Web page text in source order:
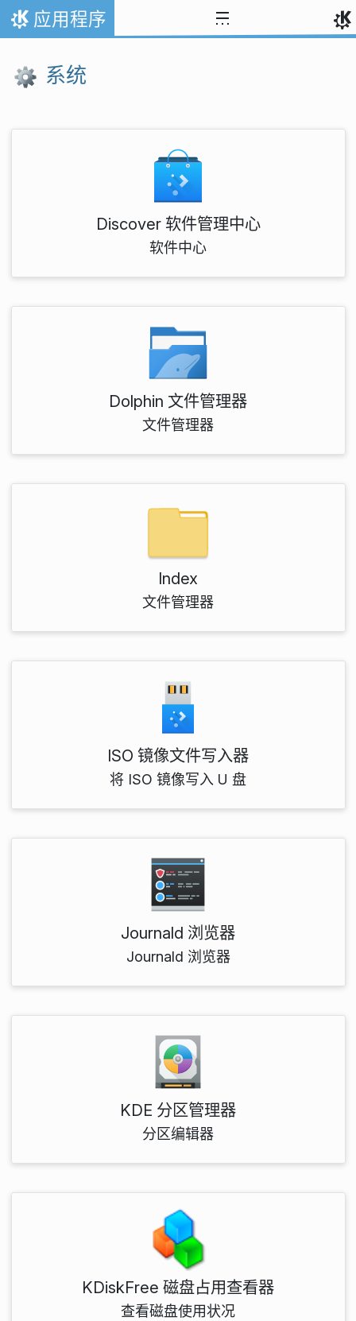
跳至内容
首页
应用程序
系统
Discover 软件管理中心
软件中心
Dolphin 文件管理器
文件管理器
Index
文件管理器
ISO 镜像文件写入器
将 ISO 镜像写入 U 盘
Journald 浏览器
Journald 浏览器
KDE 分区管理器
分区编辑器
KDiskFree 磁盘占用查看器
查看磁盘使用状况